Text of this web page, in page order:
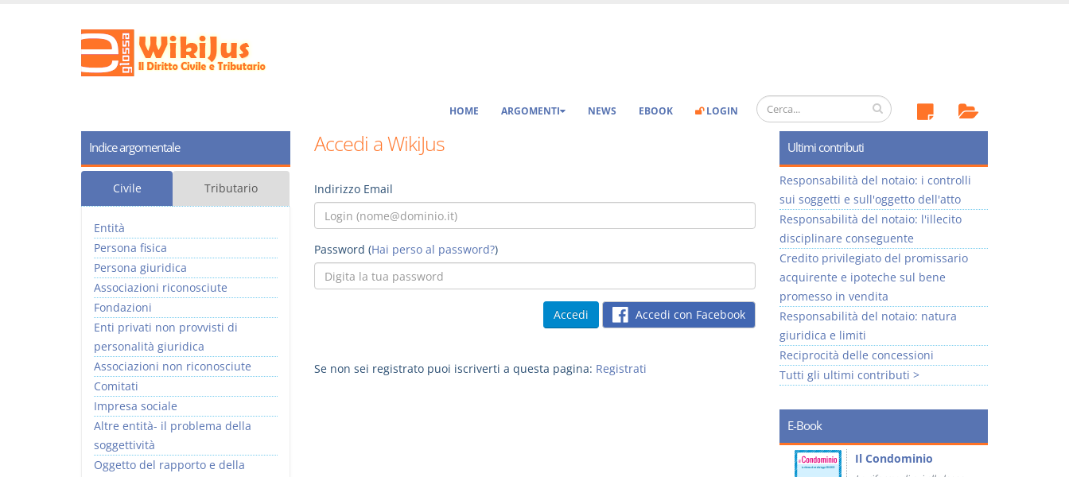
HOME ARGOMENTI NEWS EBOOK LOGIN
Accedi a WikiJus
Indirizzo Email
Password (Hai perso al password?)
Accedi con Facebook
Se non sei registrato puoi iscriverti a questa pagina: Registrati
Indice argomentale
Civile Tributario
Entità
Persona fisica
Persona giuridica
Associazioni riconosciute
Fondazioni
Enti privati non provvisti di
personalità giuridica
Associazioni non riconosciute
Comitati
Impresa sociale
Altre entità- il problema della
soggettività
Oggetto del rapporto e della
Ultimi contributi
Responsabilità del notaio: i controlli
sui soggetti e sull'oggetto dell'atto
Responsabilità del notaio: l'illecito
disciplinare conseguente
Credito privilegiato del promissario
acquirente e ipoteche sul bene
promesso in vendita
Responsabilità del notaio: natura
giuridica e limiti
Reciprocità delle concessioni
Tutti gli ultimi contributi >
E-Book
Usufrutto Uso e
Prescrizione e
Il Condominio